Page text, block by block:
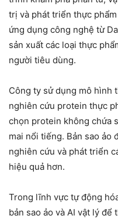
trị và phát triển thực
ứng dụng công nghệ từ
sản xuất các loại thực
người tiêu dùng.
Công ty sử dụng mô hình
nghiên cứu protein thực
chọn protein không chứa
mai nổi tiếng. Bản sao ảo
nghiên cứu và phát triển
hiệu quả hơn.
Trong lĩnh vực tự động
bản sao ảo và AI vật lý